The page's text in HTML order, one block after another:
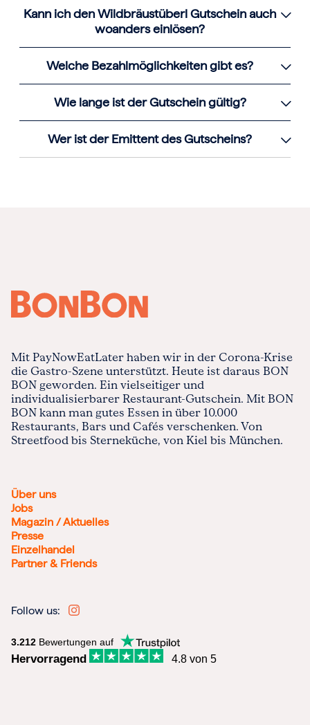
Kann ich den Wildbräustüberl Gutschein auch
woanders einlösen?
Welche Bezahlmöglichkeiten gibt es?
Wie lange ist der Gutschein gültig?
Wer ist der Emittent des Gutscheins?
Mit PayNowEatLater haben wir in der Corona-Krise
die Gastro-Szene unterstützt. Heute ist daraus BON
BON geworden. Ein vielseitiger und
individualisierbarer Restaurant-Gutschein. Mit BON
BON kann man gutes Essen in über 10.000
Restaurants, Bars und Cafés verschenken. Von
Streetfood bis Sterneküche, von Kiel bis München.
Über uns
Jobs
Magazin / Aktuelles
Presse
Einzelhandel
Partner & Friends
Follow us:
3.212 Bewertungen auf
Hervorragend 4.8 von 5